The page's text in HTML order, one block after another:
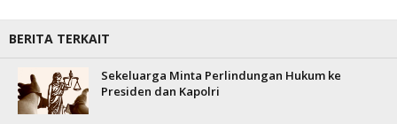
BERITA TERKAIT
Sekeluarga Minta Perlindungan Hukum ke
Presiden dan Kapolri